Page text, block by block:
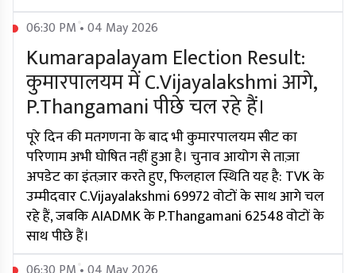
06:30 PM • 04 May 2026
Kumarapalayam Election Result:
कुमारपालयम में C.Vijayalakshmi आगे,
P.Thangamani पीछे चल रहे हैं।
पूरे दिन की मतगणना के बाद भी कुमारपालयम सीट का
परिणाम अभी घोषित नहीं हुआ है। चुनाव आयोग से ताज़ा
अपडेट का इंतज़ार करते हुए, फिलहाल स्थिति यह है: TVK के
उम्मीदवार C.Vijayalakshmi 69972 वोटों के साथ आगे चल
रहे हैं, जबकि AIADMK के P.Thangamani 62548 वोटों के
साथ पीछे हैं।